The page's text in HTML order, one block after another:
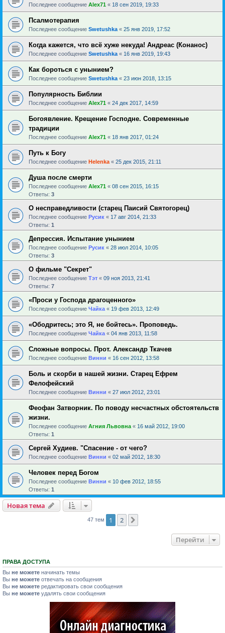
Последнее сообщение Alex71 « 18 сен 2019, 19:33
Псалмотерапия
Последнее сообщение Swetushka « 25 янв 2019, 17:52
Когда кажется, что всё хуже некуда! Андреас (Конанос)
Последнее сообщение Swetushka « 16 янв 2019, 19:43
Как бороться с унынием?
Последнее сообщение Swetushka « 23 июн 2018, 13:15
Популярность Библии
Последнее сообщение Alex71 « 24 дек 2017, 14:59
Богоявление. Крещение Господне. Современные
традиции
Последнее сообщение Alex71 « 18 янв 2017, 01:24
Путь к Богу
Последнее сообщение Helenka « 25 дек 2015, 21:11
Душа после смерти
Последнее сообщение Alex71 « 08 сен 2015, 16:15
Ответы: 3
О несправедливости (старец Паисий Святогорец)
Последнее сообщение Русик « 17 авг 2014, 21:33
Ответы: 1
Депрессия. Испытание унынием
Последнее сообщение Русик « 28 июл 2014, 10:05
Ответы: 3
О фильме "Секрет"
Последнее сообщение Тэт « 09 ноя 2013, 21:41
Ответы: 7
«Проси у Господа драгоценного»
Последнее сообщение Чайка « 19 фев 2013, 12:49
«Ободритесь; это Я, не бойтесь». Проповедь.
Последнее сообщение Чайка « 04 янв 2013, 11:58
Сложные вопросы. Прот. Александр Ткачев
Последнее сообщение Винни « 16 сен 2012, 13:58
Боль и скорби в нашей жизни. Старец Ефрем
Фелофейский
Последнее сообщение Винни « 27 июл 2012, 23:01
Феофан Затворник. По поводу несчастных обстоятельств
жизни.
Последнее сообщение Агния Львовна « 16 май 2012, 19:00
Ответы: 1
Сергей Худиев. "Спасение - от чего?
Последнее сообщение Винни « 02 май 2012, 18:30
Человек перед Богом
Последнее сообщение Винни « 10 фев 2012, 18:55
Ответы: 1
Новая тема
47 тем 1 2
Перейти
ПРАВА ДОСТУПА
Вы не можете начинать темы
Вы не можете отвечать на сообщения
Вы не можете редактировать свои сообщения
Вы не можете удалять свои сообщения